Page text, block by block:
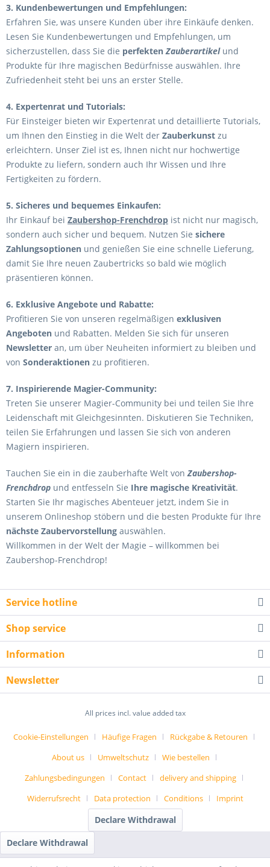
3. Kundenbewertungen und Empfehlungen:
Erfahren Sie, was unsere Kunden über ihre Einkäufe denken.
Lesen Sie Kundenbewertungen und Empfehlungen, um
sicherzustellen, dass Sie die perfekten Zauberartikelund
Produkte für Ihre magischen Bedürfnisse auswählen. Ihre
Zufriedenheit steht bei uns an erster Stelle.
4. Expertenrat und Tutorials:
Für Einsteiger bieten wir Expertenrat und detaillierte Tutorials,
um Ihnen den Einstieg in die Welt der Zauberkunst zu
erleichtern. Unser Ziel ist es, Ihnen nicht nur hochwertige
Produkte zu liefern, sondern auch Ihr Wissen und Ihre
Fertigkeiten zu fördern.
5. Sicheres und bequemes Einkaufen:
Ihr Einkauf bei Zaubershop-Frenchdrop ist nicht nur magisch,
sondern auch sicher und bequem. Nutzen Sie sichere
Zahlungsoptionen und genießen Sie eine schnelle Lieferung,
damit Sie Ihre neuen Zaubertricks so bald wie möglich
präsentieren können.
6. Exklusive Angebote und Rabatte:
Profitieren Sie von unseren regelmäßigen exklusiven
Angeboten und Rabatten. Melden Sie sich für unseren
Newsletter an, um über Neuheiten informiert zu bleiben und
von Sonderaktionen zu profitieren.
7. Inspirierende Magier-Community:
Treten Sie unserer Magier-Community bei und teilen Sie Ihre
Leidenschaft mit Gleichgesinnten. Diskutieren Sie Techniken,
teilen Sie Erfahrungen und lassen Sie sich von anderen
Magiern inspirieren.
Tauchen Sie ein in die zauberhafte Welt vonZaubershop-
Frenchdrop und entfesseln Sie Ihre magische Kreativität.
Starten Sie Ihr magisches Abenteuer jetzt, indem Sie in
unserem Onlineshop stöbern und die besten Produkte für Ihre
nächste Zaubervorstellung auswählen.
Willkommen in der Welt der Magie – willkommen bei
Zaubershop-Frenchdrop!
Service hotline
Shop service
Information
Newsletter
All prices incl. value added tax
Cookie-Einstellungen Häufige Fragen
Rückgabe & Retouren
About us
Umweltschutz
Wie bestellen
Zahlungsbedingungen
Contact
delivery and shipping
Widerrufsrecht
Data protection Conditions Imprint
Declare Withdrawal
Declare Withdrawal